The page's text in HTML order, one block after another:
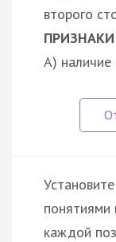
второго
ПРИЗНАКИ
А)
понятиями
каждой